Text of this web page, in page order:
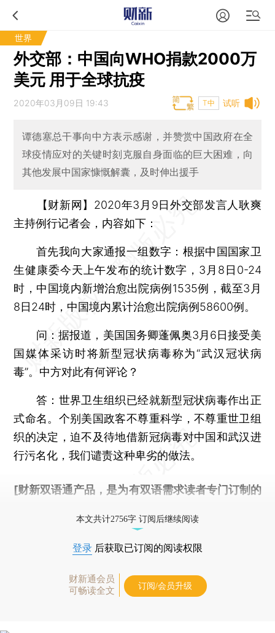
世界
外交部：中国向WHO捐款2000万
美元 用于全球抗疫
试听
2020年03月09日 19:43 T中
谭德塞总干事向中方表示感谢，并赞赏中国政府在全
球疫情应对的关键时刻克服自身面临的巨大困难，向
其他发展中国家慷慨解囊，及时伸出援手
【财新网】 2020年3月9日外交部发言人耿爽
主持例行记者会，内容如下：
首先我向大家通报一组数字：根据中国国家卫
生健康委今天上午发布的统计数字，3月8日0-24
时，中国境内新增治愈出院病例1535例，截至3月
8日24时，中国境内累计治愈出院病例58600例。
问： 据报道，美国国务卿蓬佩奥3月6日接受美
国媒体采访时将新型冠状病毒称为“武汉冠状病
毒”。中方对此有何评论？
答： 世界卫生组织已经就新型冠状病毒作出正
式命名。个别美国政客不尊重科学，不尊重世卫组
织的决定，迫不及待地借新冠病毒对中国和武汉进
行污名化，我们谴责这种卑劣的做法。
[财新双语通产品，是为有双语需求读者专门订制的
本文共计2756字 订阅后继续阅读
登录 后获取已订阅的阅读权限
财新通会员
可畅读全文
订阅/会员升级